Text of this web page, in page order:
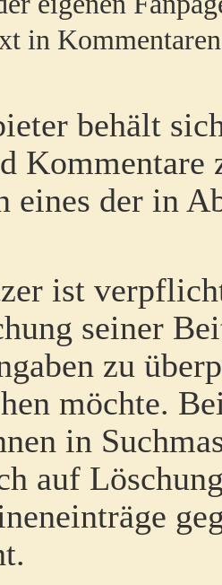
in
behält
Kommentare
eines der in
ist
seiner
zu
möchte.
in
auf